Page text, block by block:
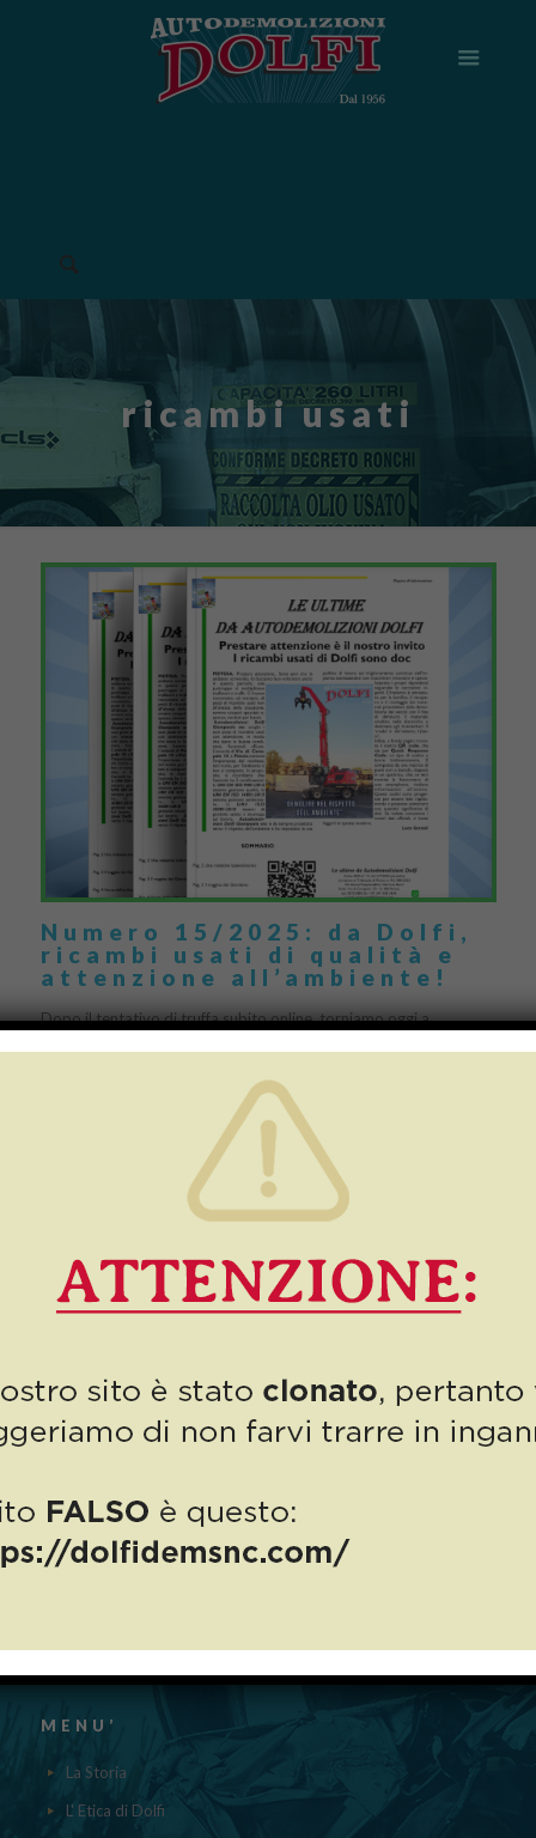
ricambi usati
Numero 15/2025: da Dolfi,
ricambi usati di qualità e
attenzione all’ambiente!
Dopo il tentativo di truffa subito online, torniamo oggi a
PUBBLICAZIONE AIUTI DI STATO
MENU’
La Storia
L' Etica di Dolfi